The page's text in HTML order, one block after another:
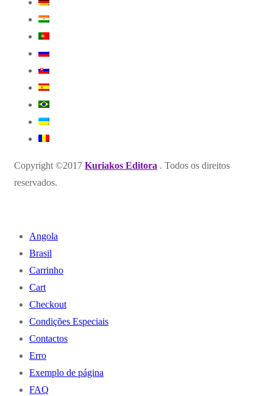
Copyright ©2017 Kuriakos Editora . Todos os direitos
reservados.
Angola
Brasil
Carrinho
Cart
Checkout
Condições Especiais
Contactos
Erro
Exemplo de página
FAQ